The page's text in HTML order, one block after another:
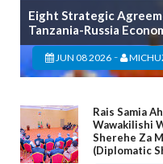
Eight Strategic
Tanzania-Russia
JUN 08 2026 -
Rais Samia
Wawakilishi
Sherehe Za
(Diplomatic